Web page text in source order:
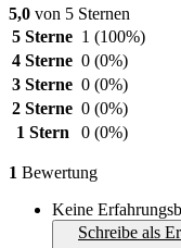
5,0 von 5 Sternen
5 Sterne 1 (100%)
4 Sterne 0 (0%)
3 Sterne 0 (0%)
2 Sterne 0 (0%)
1 Stern
0 (0%)
1 Bewertung
Keine
Schreibe als